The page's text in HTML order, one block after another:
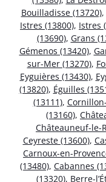
Bouilladisse (13720),
Istres (13800), Istres
(13690), Grans
Gémenos (13420),
sur-Mer (13270),
Eyguières (13430),
(13820), Éguilles
(13111),
(13160),
Châteauneuf-le-
Ceyreste (13600),
Carnoux-en-
(13480), Cabannes
(13320), Berre-